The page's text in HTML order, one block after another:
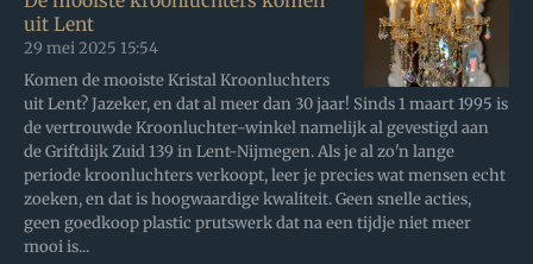
uit Lent
29 mei 2025 15:54
Komen de mooiste Kristal Kroonluchters
uit Lent? Jazeker, en dat al meer dan 30 jaar! Sinds 1 maart 1995 is
de vertrouwde Kroonluchter-winkel namelijk al gevestigd aan
de Griftdijk Zuid 139 in Lent-Nijmegen. Als je al zo'n lange
periode kroonluchters verkoopt, leer je precies wat mensen echt
zoeken, en dat is hoogwaardige kwaliteit. Geen snelle acties,
geen goedkoop plastic prutswerk dat na een tijdje niet meer
mooi is...